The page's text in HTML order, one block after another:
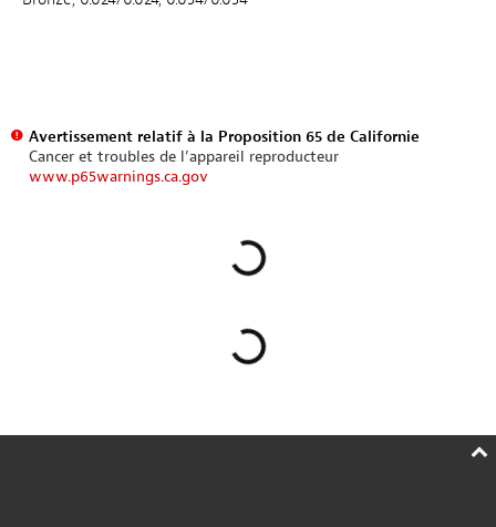
Avertissement relatif à la Proposition 65 de Californie
Cancer et troubles de l’appareil reproducteur
www.p65warnings.ca.gov